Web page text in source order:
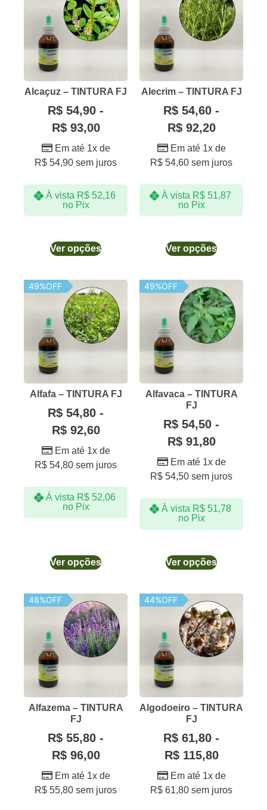
Alcaçuz – TINTURA FJ
R$ 54,90 -
R$93,00
Em até 1x de
R$ 54,90 sem juros
À vista R$52,16
no Pix
Ver opções
Alecrim – TINTURA FJ
R$ 54,60 -
R$92,20
Em até 1x de
R$ 54,60 sem juros
À vista R$51,87
no Pix
Ver opções
49%OFF
Alfafa – TINTURA FJ
R$ 54,80 -
R$92,60
Em até 1x de
R$ 54,80 sem juros
À vista R$52,06
no Pix
Ver opções
49%OFF
Alfavaca – TINTURA
FJ
R$ 54,50 -
R$91,80
Em até 1x de
R$ 54,50 sem juros
À vista R$51,78
no Pix
Ver opções
48%OFF
Alfazema – TINTURA
FJ
R$ 55,80 -
R$96,00
Em até 1x de
R$ 55,80 sem juros
44%OFF
Algodoeiro – TINTURA
FJ
R$ 61,80 -
R$115,80
Em até 1x de
R$ 61,80 sem juros